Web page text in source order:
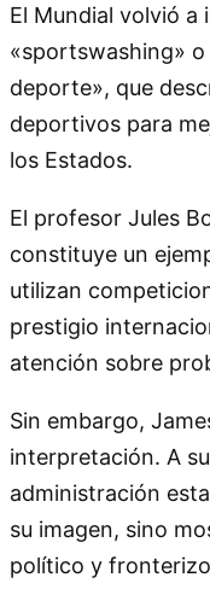
El Mundial volvió
«sportswashing»
deporte», que
deportivos para
los Estados.
El profesor Jules
constituye un
utilizan
prestigio
atención sobre
Sin embargo,
interpretación. A
administración
su imagen, sino
político y